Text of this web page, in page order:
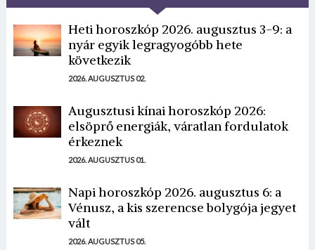
Heti horoszkóp 2026. augusztus 3-9: a
nyár egyik legragyogóbb hete
következik
2026. AUGUSZTUS 02.
Augusztusi kínai horoszkóp 2026:
elsöprő energiák, váratlan fordulatok
érkeznek
2026. AUGUSZTUS 01.
Napi horoszkóp 2026. augusztus 6: a
Vénusz, a kis szerencse bolygója jegyet
vált
2026. AUGUSZTUS 05.